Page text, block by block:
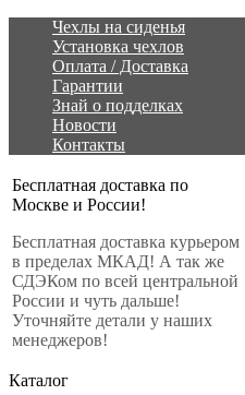
Чехлы на сиденья
Установка чехлов
Оплата / Доставка
Гарантии
Знай о подделках
Новости
Контакты
Бесплатная доставка по
Москве и России!
Бесплатная доставка курьером
в пределах МКАД! А так же
СДЭКом по всей центральной
России и чуть дальше!
Уточняйте детали у наших
менеджеров!
Каталог